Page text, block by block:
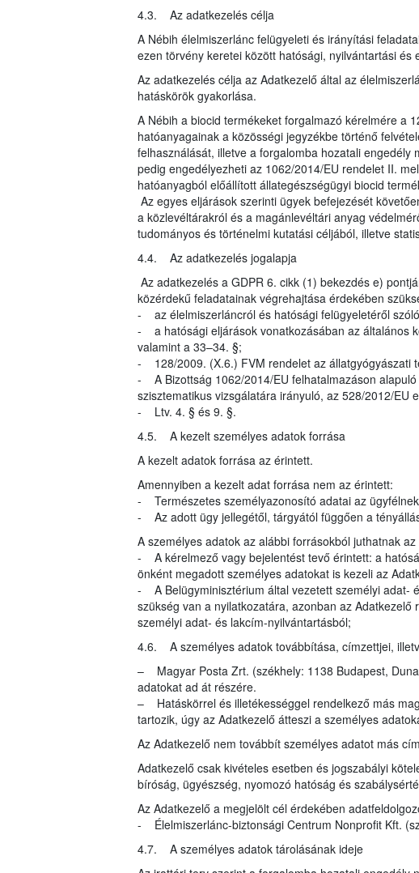
4.3. Az adatkezelés célja
A Nébih élelmiszerlánc felügyeleti és irányítási
ezen törvény keretei között hatósági, nyilvántartási
Az adatkezelés célja az Adatkezelő által az
hatáskörök gyakorlása.
A Nébih a biocid termékeket forgalmazó kérelmére a
hatóanyagainak a közösségi jegyzékbe történő
felhasználását, illetve a forgalomba hozatali
pedig engedélyezheti az 1062/2014/EU rendelet II.
hatóanyagból előállított állategészségügyi biocid
Az egyes eljárások szerinti ügyek befejezését
a közlevéltárakról és a magánlevéltári anyag
tudományos és történelmi kutatási céljából, illetve
4.4. Az adatkezelés jogalapja
Az adatkezelés a GDPR 6. cikk (1) bekezdés e)
közérdekű feladatainak végrehajtása érdekében
- az élelmiszerláncról és hatósági felügyeletéről
- a hatósági eljárások vonatkozásában az általános
valamint a 33–34. §;
- 128/2009. (X.6.) FVM rendelet az állatgyógyászati
- A Bizottság 1062/2014/EU felhatalmazáson
szisztematikus vizsgálatára irányuló, az 528/2012/
- Ltv. 4. § és 9. §.
4.5. A kezelt személyes adatok forrása
A kezelt adatok forrása az érintett.
Amennyiben a kezelt adat forrása nem az érintett:
- Természetes személyazonosító adatai az
- Az adott ügy jellegétől, tárgyától függően a
A személyes adatok az alábbi forrásokból juthatnak
- A kérelmező vagy bejelentést tevő érintett: a
önként megadott személyes adatokat is kezeli az
- A Belügyminisztérium által vezetett személyi adat-
szükség van a nyilatkozatára, azonban az
személyi adat- és lakcím-nyilvántartásból;
4.6. A személyes adatok továbbítása, címzettjei,
– Magyar Posta Zrt. (székhely: 1138 Budapest,
adatokat ad át részére.
– Hatáskörrel és illetékességgel rendelkező más
tartozik, úgy az Adatkezelő átteszi a személyes
Az Adatkezelő nem továbbít személyes adatot más
Adatkezelő csak kivételes esetben és jogszabályi
bíróság, ügyészség, nyomozó hatóság és
Az Adatkezelő a megjelölt cél érdekében
- Élelmiszerlánc-biztonsági Centrum Nonprofit Kft.
4.7. A személyes adatok tárolásának ideje